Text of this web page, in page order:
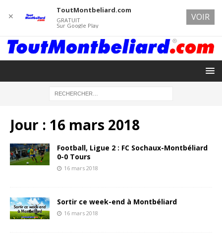
Jour : 16 mars 2018
Football, Ligue 2 : FC Sochaux-Montbéliard
0-0 Tours
16 mars 2018
Sortir ce week-end à Montbéliard
16 mars 2018
✕
ToutMontbeliard.com
GRATUIT
Sur Google Play
VOIR